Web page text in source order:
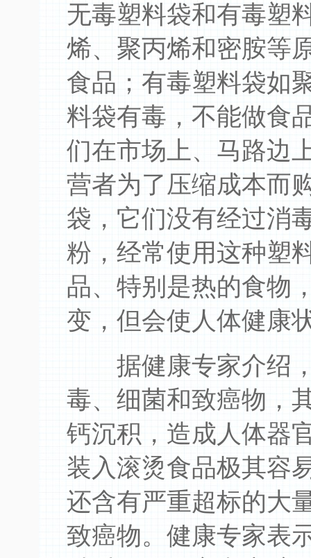
无毒塑料袋和有毒塑
烯、聚丙烯和密胺等
食品；有毒塑料袋如
料袋有毒，不能做食
们在市场上、马路边
营者为了压缩成本而
袋，它们没有经过消
粉，经常使用这种塑
品、特别是热的食物
变，但会使人体健康
据健康专家介绍，
毒、细菌和致癌物，
钙沉积，造成人体器
装入滚烫食品极其容
还含有严重超标的大
致癌物。健康专家表